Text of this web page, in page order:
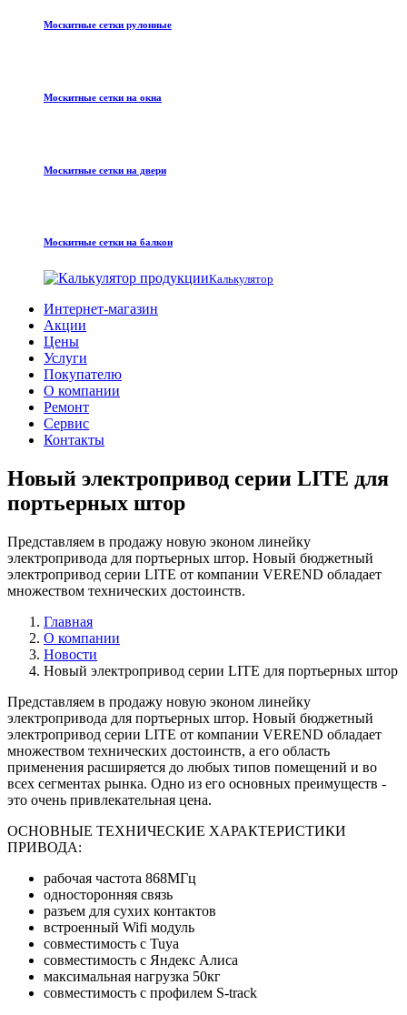
Москитные сетки рулонные
Москитные сетки на окна
Москитные сетки на двери
Москитные сетки на балкон
Калькулятор
Интернет-магазин
Акции
Цены
Услуги
Покупателю
О компании
Ремонт
Сервис
Контакты
Новый электропривод серии LITE для
портьерных штор
Представляем в продажу новую эконом линейку
электропривода для портьерных штор. Новый бюджетный
электропривод серии LITE от компании VEREND обладает
множеством технических достоинств.
Главная
О компании
Новости
Новый электропривод серии LITE для портьерных штор
Представляем в продажу новую эконом линейку
электропривода для портьерных штор. Новый бюджетный
электропривод серии LITE от компании VEREND обладает
множеством технических достоинств, а его область
применения расширяется до любых типов помещений и во
всех сегментах рынка. Одно из его основных преимуществ -
это очень привлекательная цена.
ОСНОВНЫЕ ТЕХНИЧЕСКИЕ ХАРАКТЕРИСТИКИ
ПРИВОДА:
рабочая частота 868МГц
односторонняя связь
разъем для сухих контактов
встроенный Wifi модуль
совместимость с Tuya
совместимость с Яндекс Алиса
максимальная нагрузка 50кг
совместимость с профилем S-track